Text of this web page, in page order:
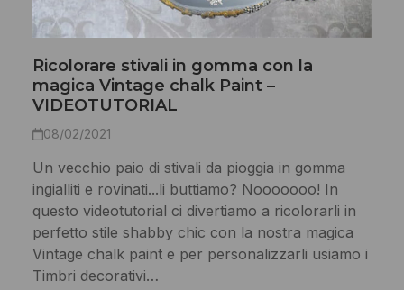
Ricolorare stivali in gomma con la
magica Vintage chalk Paint –
VIDEOTUTORIAL
08/02/2021
Un vecchio paio di stivali da pioggia in gomma
ingialliti e rovinati...li buttiamo? Nooooooo! In
questo videotutorial ci divertiamo a ricolorarli in
perfetto stile shabby chic con la nostra magica
Vintage chalk paint e per personalizzarli usiamo i
Timbri decorativi…